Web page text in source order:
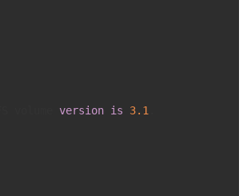
version is 3.1